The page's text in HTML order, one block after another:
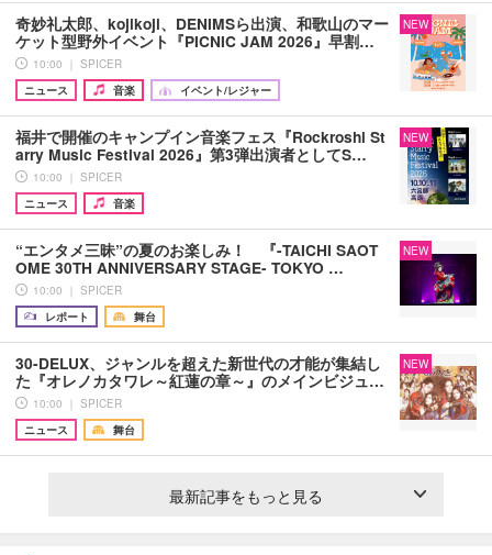
奇妙礼太郎、kojikoji、DENIMSら出演、和歌山のマー
ケット型野外イベント『PICNIC JAM 2026』早割…
10:00 ｜ SPICER
ニュース
音楽 イベント/レジャー
NEW
福井で開催のキャンプイン音楽フェス『Rockroshi St
arry Music Festival 2026』第3弾出演者としてS…
10:00 ｜ SPICER
ニュース
音楽
NEW
“エンタメ三昧”の夏のお楽しみ！ 『-TAICHI SAOT
OME 30TH ANNIVERSARY STAGE- TOKYO …
10:00 ｜ SPICER
レポート
舞台
NEW
30-DELUX、ジャンルを超えた新世代の才能が集結し
た『オレノカタワレ～紅蓮の章～』のメインビジュ…
10:00 ｜ SPICER
ニュース
舞台
NEW
最新記事をもっと見る